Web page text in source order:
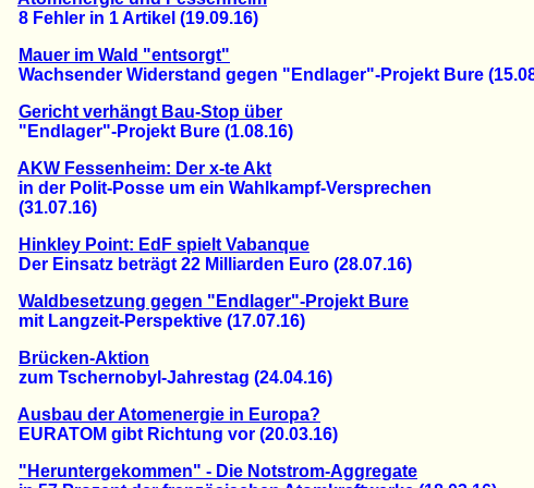
8 Fehler in 1 Artikel (19.09.16)
Mauer im Wald "entsorgt"
Wachsender Widerstand gegen "Endlager"-Projekt Bure
Gericht verhängt Bau-Stop über
"Endlager"-Projekt Bure (1.08.16)
AKW Fessenheim: Der x-te Akt
in der Polit-Posse um ein Wahlkampf-Versprechen
(31.07.16)
Hinkley Point: EdF spielt Vabanque
Der Einsatz beträgt 22 Milliarden Euro (28.07.16)
Waldbesetzung gegen "Endlager"-Projekt Bure
mit Langzeit-Perspektive (17.07.16)
Brücken-Aktion
zum Tschernobyl-Jahrestag (24.04.16)
Ausbau der Atomenergie in Europa?
EURATOM gibt Richtung vor (20.03.16)
"Heruntergekommen" - Die Notstrom-Aggregate